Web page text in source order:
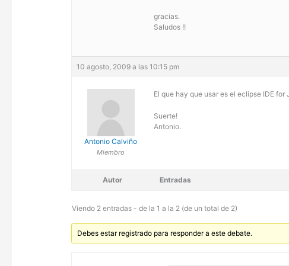
gracias.
Saludos !!
10 agosto, 2009 a las 10:15 pm
Antonio Calviño
Miembro
El que hay que usar es el eclipse IDE for
Suerte!
Antonio.
Autor Entradas
Viendo 2 entradas - de la 1 a la 2 (de un total de 2)
Debes estar registrado para responder a este debate.